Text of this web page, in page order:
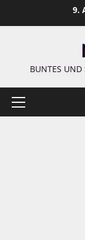
9.
BUNTES UND
Primäres